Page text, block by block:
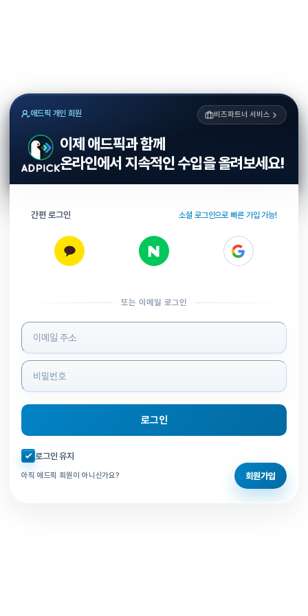
애드픽 개인 회원 비즈파트너 서비스
이제 애드픽과 함께
온라인에서 지속적인 수입을 올려보세요!
간편 로그인 소셜 로그인으로 빠른 가입 가능!
또는 이메일 로그인
로그인 정보 입력
로그인
자동로그인 체크
로그인 유지
아직 애드픽 회원이 아니신가요? 회원가입